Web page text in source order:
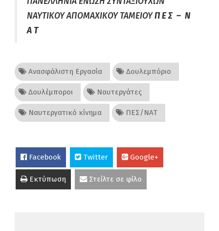
ΝΑΥΤΙΚΟΥ ΑΠΟΜΑΧΙΚΟΥ ΤΑΜΕΙΟΥΠ Ε Σ – Ν
Α Τ
Ανασφάλιστη Εργασία Δουλεμπόριο
Δουλέμποροι Ναυτεργάτες
Ναυτεργατικό κίνημα ΠΕΣ/ΝΑΤ
Facebook Twitter Google+
Εκτύπωση Στείλτε σε φίλο